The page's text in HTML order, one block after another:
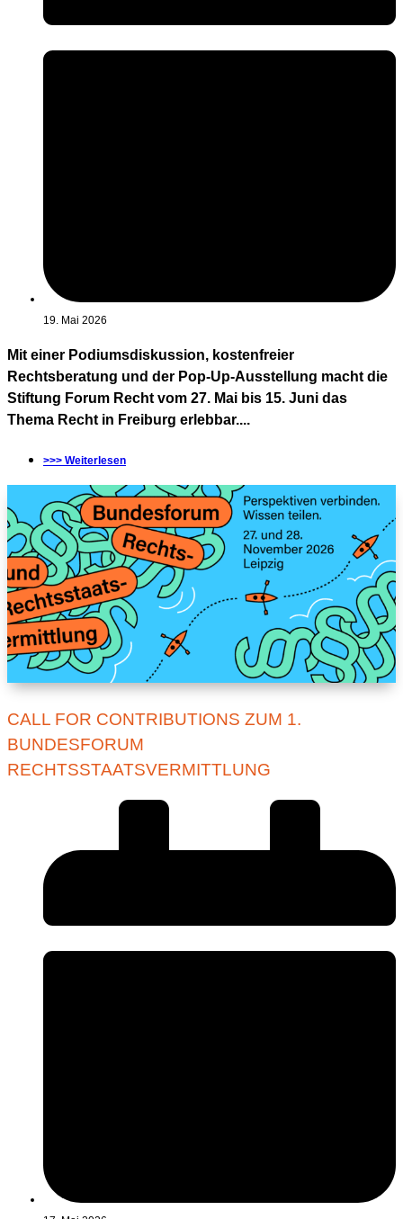
19. Mai 2026
Mit einer Podiumsdiskussion, kostenfreier
Rechtsberatung und der Pop-Up-Ausstellung macht die
Stiftung Forum Recht vom 27. Mai bis 15. Juni das
Thema Recht in Freiburg erlebbar....
>>> Weiterlesen
CALL FOR CONTRIBUTIONS ZUM 1.
BUNDESFORUM
RECHTSSTAATSVERMITTLUNG